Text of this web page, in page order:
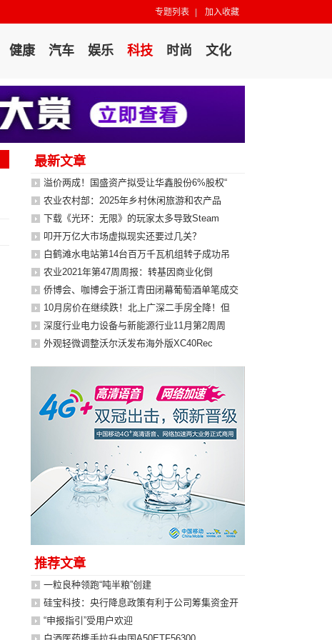
专题列表 加入收藏
健康 汽车 娱乐 科技 时尚 文化
最新文章
溢价两成！国盛资产拟受让华鑫股份6%股权“
农业农村部：2025年乡村休闲旅游和农产品
下载《光环：无限》的玩家太多导致Steam
叩开万亿大市场虚拟现实还要过几关？
白鹤滩水电站第14台百万千瓦机组转子成功吊
农业2021年第47周周报：转基因商业化倒
侨博会、咖博会于浙江青田闭幕葡萄酒单笔成交
10月房价在继续跌！北上广深二手房全降！但
深度行业电力设备与新能源行业11月第2周周
外观轻微调整沃尔沃发布海外版XC40Rec
推荐文章
一粒良种领跑“吨半粮”创建
硅宝科技：央行降息政策有利于公司筹集资金开
“申报指引”受用户欢迎